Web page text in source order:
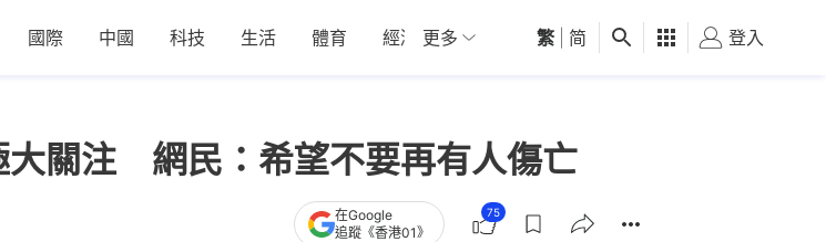
國際 中國 科技 生活 體育 經濟 01深圳 觀點 健康 好食玩飛
更多 繁 简 登入
大關注 網民：希望不要再有人傷亡
在Google
追蹤《香港01》
75